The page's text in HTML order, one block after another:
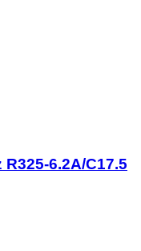
6.2A/C17.5